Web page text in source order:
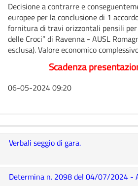
Decisione a contrarre e
europee per la conclusione di 1
fornitura di travi orizzontali pensili per
delle Croci” di Ravenna - AUSL
esclusa). Valore economico
Scadenza
06-05-2024 09:20
Verbali seggio di gara.
Determina n. 2098 del 04/07/2024 -